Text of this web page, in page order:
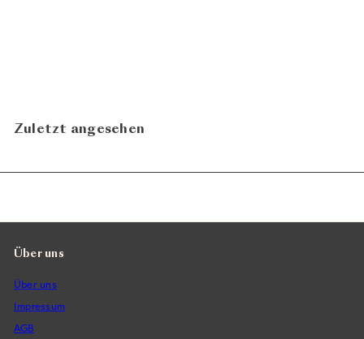
Zuletzt angesehen
Über uns
Über uns
Impressum
AGB